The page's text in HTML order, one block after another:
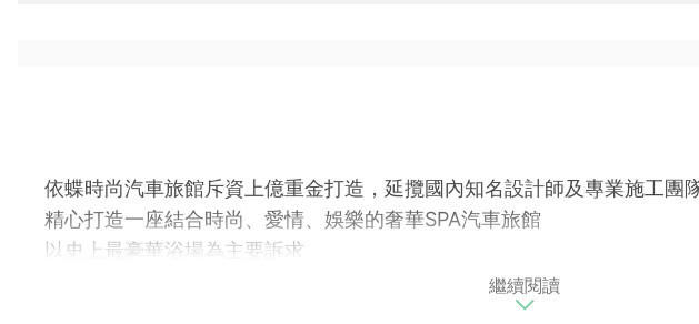
依蝶時尚汽車旅館斥資上億重金打造，延攬國內知名設計師及專業施工團
精心打造一座結合時尚、愛情、娛樂的奢華SPA汽車旅館
以史上最豪華浴場為主要訴求
繼續閱讀